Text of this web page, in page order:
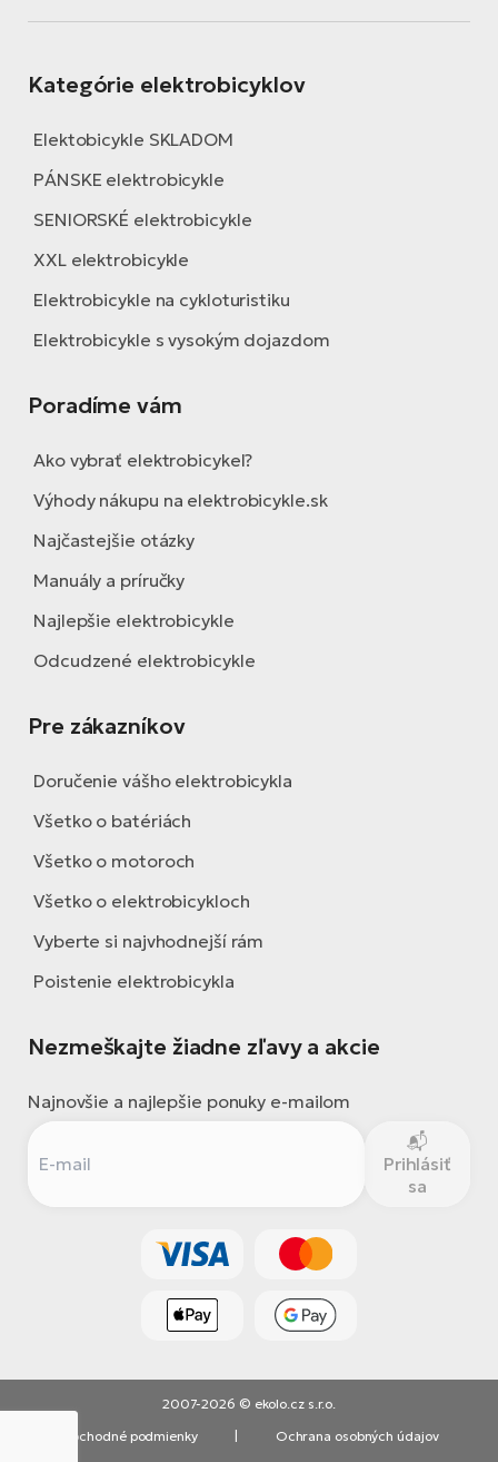
Kategórie elektrobicyklov
Elektobicykle SKLADOM
PÁNSKE elektrobicykle
SENIORSKÉ elektrobicykle
XXL elektrobicykle
Elektrobicykle na cykloturistiku
Elektrobicykle s vysokým dojazdom
Poradíme vám
Ako vybrať elektrobicykel?
Výhody nákupu na elektrobicykle.sk
Najčastejšie otázky
Manuály a príručky
Najlepšie elektrobicykle
Odcudzené elektrobicykle
Pre zákazníkov
Doručenie vášho elektrobicykla
Všetko o batériách
Všetko o motoroch
Všetko o elektrobicykloch
Vyberte si najvhodnejší rám
Poistenie elektrobicykla
Nezmeškajte žiadne zľavy a akcie
Najnovšie a najlepšie ponuky e-mailom
Prihlásiť
sa
2007-2026 © ekolo.cz s.r.o.
Obchodné podmienky
Ochrana osobných údajov